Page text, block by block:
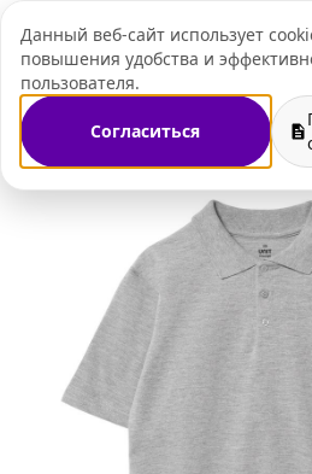
Данный веб-сайт использует
повышения удобства и
пользователя.
Согласиться
мерч Футболки